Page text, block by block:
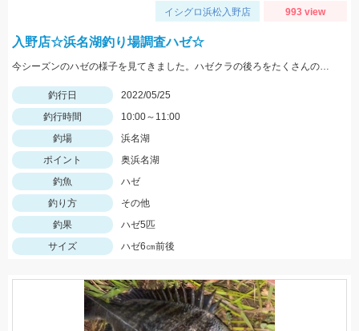
イシグロ浜松入野店 993 view
入野店☆浜名湖釣り場調査ハゼ☆
今シーズンのハゼの様子を見てきました。ハゼクラの後ろをたくさんのハゼが付いてきたので今後楽しみですよ♪今後もちょくちょく様子見てきますね。
釣行日
2022/05/25
釣行時間
10:00～11:00
釣場
浜名湖
ポイント
奥浜名湖
釣魚
ハゼ
釣り方
その他
釣果
ハゼ5匹
サイズ
ハゼ6㎝前後